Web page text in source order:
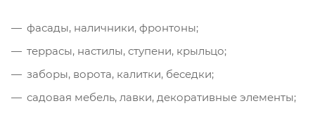
фасады, наличники, фронтоны;
террасы, настилы, ступени, крыльцо;
заборы, ворота, калитки, беседки;
садовая мебель, лавки, декоративные элементы;